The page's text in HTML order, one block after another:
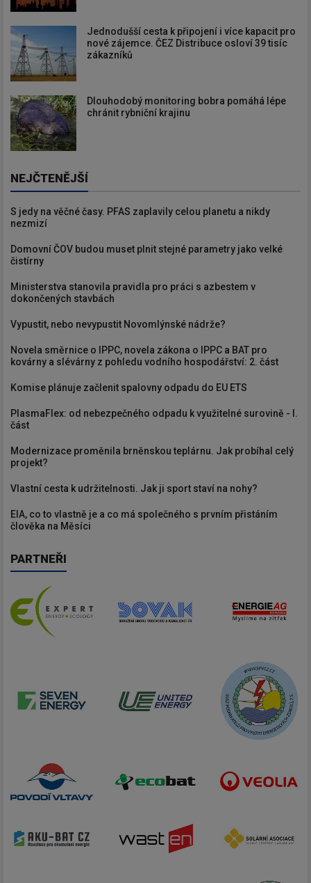
Jednodušší cesta k připojení i více kapacit pro
nové zájemce. ČEZ Distribuce osloví 39 tisíc
zákazníků
Dlouhodobý monitoring bobra pomáhá lépe
chránit rybniční krajinu
NEJČTENĚJŠÍ
S jedy na věčné časy. PFAS zaplavily celou planetu a nikdy
nezmizí
Domovní ČOV budou muset plnit stejné parametry jako velké
čistírny
Ministerstva stanovila pravidla pro práci s azbestem v
dokončených stavbách
Vypustit, nebo nevypustit Novomlýnské nádrže?
Novela směrnice o IPPC, novela zákona o IPPC a BAT pro
kovárny a slévárny z pohledu vodního hospodářství: 2. část
Komise plánuje začlenit spalovny odpadu do EU ETS
PlasmaFlex: od nebezpečného odpadu k využitelné surovině - I.
část
Modernizace proměnila brněnskou teplárnu. Jak probíhal celý
projekt?
Vlastní cesta k udržitelnosti. Jak ji sport staví na nohy?
EIA, co to vlastně je a co má společného s prvním přistáním
člověka na Měsíci
PARTNEŘI